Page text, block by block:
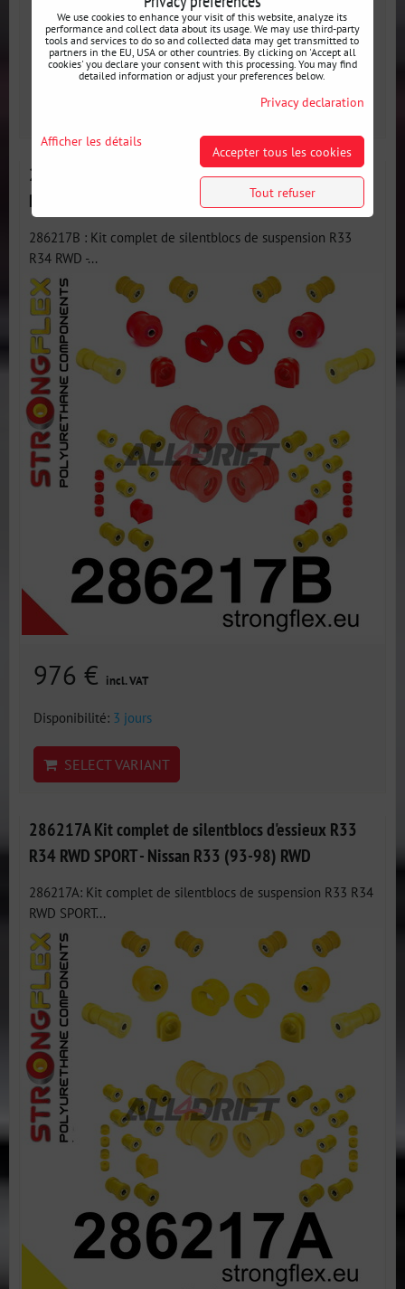
948 €incl. VAT
Disponibilité:3 jours
286217B Kit complet de silentblocs d'essieux R33
R34 RWD - Nissan R33 (93-98) RWD
286217B : Kit complet de silentblocs de suspension R33
R34 RWD -...
976 € incl. VAT
Disponibilité: 3 jours
SELECT VARIANT
286217A Kit complet de silentblocs d'essieux R33
R34 RWD SPORT - Nissan R33 (93-98) RWD
286217A: Kit complet de silentblocs de suspension R33 R34
RWD SPORT...
We use cookies to enhance your visit of this website, analyze its
performance and collect data about its usage. We may use third-party
tools and services to do so and collected data may get transmitted to
partners in the EU, USA or other countries. By clicking on 'Accept all
cookies' you declare your consent with this processing. You may find
detailed information or adjust your preferences below.
Privacy declaration
Afficher les détails
Accepter tous les cookies
Tout refuser